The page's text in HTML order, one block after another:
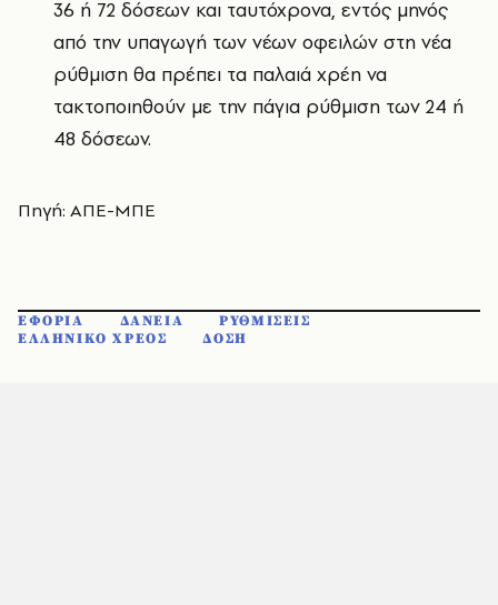
36 ή 72 δόσεων και ταυτόχρονα, εντός μηνός
από την υπαγωγή των νέων οφειλών στη νέα
ρύθμιση θα πρέπει τα παλαιά χρέη να
τακτοποιηθούν με την πάγια ρύθμιση των 24 ή
48 δόσεων.
Πηγή: ΑΠΕ-ΜΠΕ
ΕΦΟΡΙΑ ΔΑΝΕΙΑ
ΡΥΘΜΙΣΕΙΣ
ΕΛΛΗΝΙΚΟ ΧΡΕΟΣ
ΔΟΣΗ